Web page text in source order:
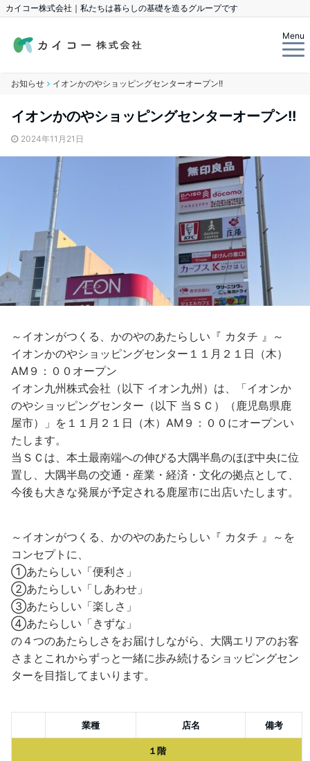
カイコー株式会社｜私たちは暮らしの基礎を造るグループです
Menu
お知らせ イオンかのやショッピングセンターオープン!!
イオンかのやショッピングセンターオープン!!
2024年11月21日
～イオンがつくる、かのやのあたらしい『 カタチ 』～
イオンかのやショッピングセンター１１月２１日（木）
AM９：００オープン
イオン九州株式会社（以下 イオン九州）は、「イオンか
のやショッピングセンター（以下 当ＳＣ）（鹿児島県鹿
屋市）」を１１月２１日（木）AM９：００にオープンい
たします。
当ＳＣは、本土最南端への伸びる大隅半島のほぼ中央に位
置し、大隅半島の交通・産業・経済・文化の拠点として、
今後も大きな発展が予定される鹿屋市に出店いたします。
～イオンがつくる、かのやのあたらしい『 カタチ 』～を
コンセプトに、
①あたらしい「便利さ」
②あたらしい「しあわせ」
➂あたらしい「楽しさ」
④あたらしい「きずな」
の４つのあたらしさをお届けしながら、大隅エリアのお客
さまとこれからずっと一緒に歩み続けるショッピングセン
ターを目指してまいります。
業種 店名 備考
１階